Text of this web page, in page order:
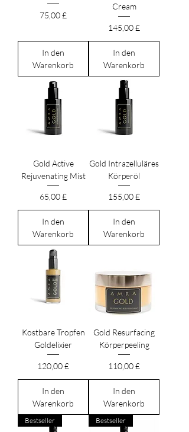
Preis
75,00 £
In den
Warenkorb
Cream
Preis
145,00 £
In den
Warenkorb
Gold Active
Rejuvenating Mist
Preis
65,00 £
In den
Warenkorb
Gold Intrazelluläres
Körperöl
Preis
155,00 £
In den
Warenkorb
Kostbare Tropfen
Goldelixier
Preis
120,00 £
In den
Warenkorb
Gold Resurfacing
Körperpeeling
Preis
110,00 £
In den
Warenkorb
Bestseller Bestseller